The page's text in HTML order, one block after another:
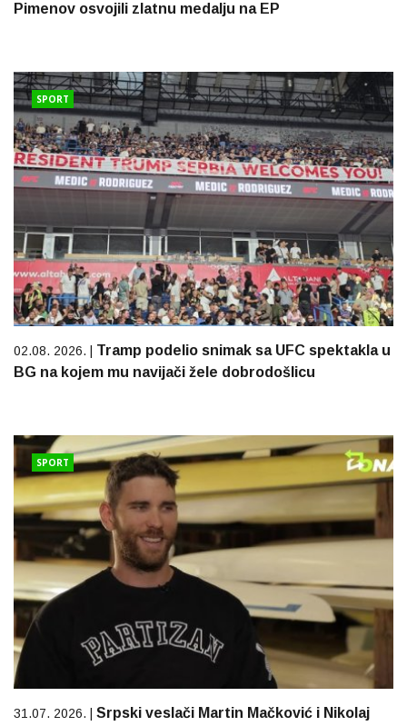
Pimenov osvojili zlatnu medalju na EP
SPORT
02.08. 2026. | Tramp podelio snimak sa UFC spektakla u
BG na kojem mu navijači žele dobrodošlicu
SPORT
31.07. 2026. | Srpski veslači Martin Mačković i Nikolaj